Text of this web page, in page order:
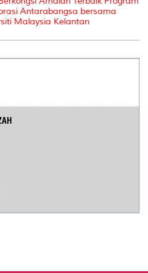
Antarabangsa bersama
Malaysia Kelantan